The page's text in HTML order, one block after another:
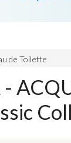
de Toilette